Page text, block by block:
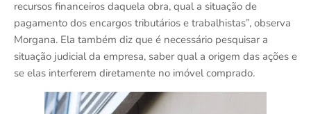
recursos financeiros daquela obra, qual a situação de
pagamento dos encargos tributários e trabalhistas”, observa
Morgana. Ela também diz que é necessário pesquisar a
situação judicial da empresa, saber qual a origem das ações e
se elas interferem diretamente no imóvel comprado.